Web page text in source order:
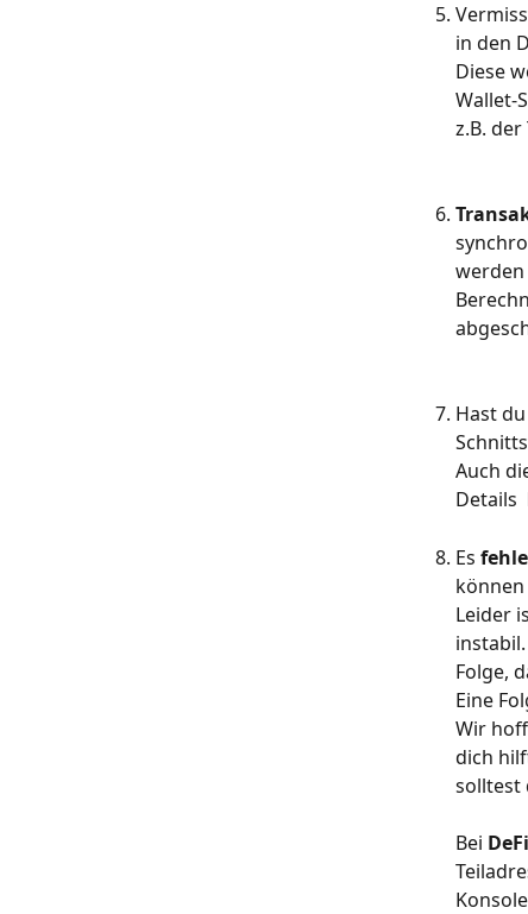
in den
Diese
Wallet-
z.B.
werden
Hast
Auch
Details
​Es
Leider
Folge,
Eine
Wir
dich
solltest
Bei